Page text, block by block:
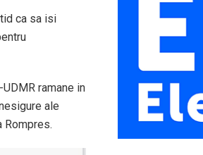
ca sa isi
ramane in
ale
Rompres.